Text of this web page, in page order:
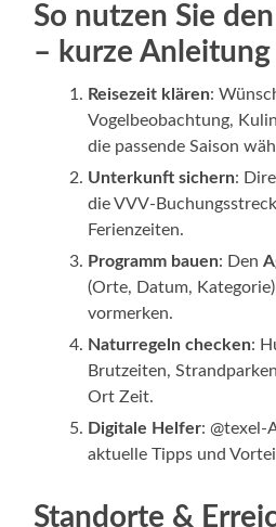
So nutzen Sie
– kurze Anleitung
Reisezeit klären:
Vogelbeobachtung,
die passende Saison
Unterkunft sichern:
die
Ferienzeiten.
Programm bauen: Den
(Orte, Datum,
vormerken.
Naturregeln checken:
Brutzeiten,
Ort Zeit.
Digitale Helfer:
aktuelle Tipps und
Standorte &